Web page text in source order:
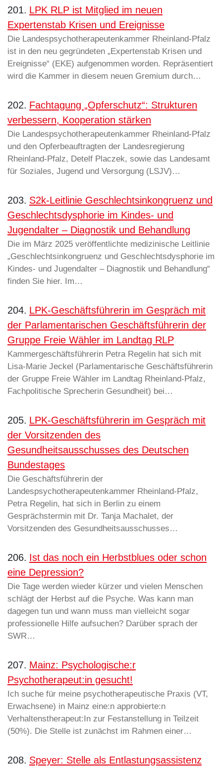
201. LPK RLP ist Mitglied im neuen
Expertenstab Krisen und Ereignisse
Die Landespsychotherapeutenkammer Rheinland-Pfalz
ist in den neu gegründeten „Expertenstab Krisen und
Ereignisse“ (EKE) aufgenommen worden. Repräsentiert
wird die Kammer in diesem neuen Gremium durch…
202. Fachtagung „Opferschutz“: Strukturen
verbessern, Kooperation stärken
Die Landespsychotherapeutenkammer Rheinland-Pfalz
und den Opferbeauftragten der Landesregierung
Rheinland-Pfalz, Detelf Placzek, sowie das Landesamt
für Soziales, Jugend und Versorgung (LSJV)…
203. S2k-Leitlinie Geschlechtsinkongruenz und
Geschlechtsdysphorie im Kindes- und
Jugendalter – Diagnostik und Behandlung
Die im März 2025 veröffentlichte medizinische Leitlinie
„Geschlechtsinkongruenz und Geschlechtsdysphorie im
Kindes- und Jugendalter – Diagnostik und Behandlung“
finden Sie hier. Im…
204. LPK-Geschäftsführerin im Gespräch mit
der Parlamentarischen Geschäftsführerin der
Gruppe Freie Wähler im Landtag RLP
Kammergeschäftsführerin Petra Regelin hat sich mit
Lisa-Marie Jeckel (Parlamentarische Geschäftsführerin
der Gruppe Freie Wähler im Landtag Rheinland-Pfalz,
Fachpolitische Sprecherin Gesundheit) bei…
205. LPK-Geschäftsführerin im Gespräch mit
der Vorsitzenden des
Gesundheitsausschusses des Deutschen
Bundestages
Die Geschäftsführerin der
Landespsychotherapeutenkammer Rheinland-Pfalz,
Petra Regelin, hat sich in Berlin zu einem
Gesprächstermin mit Dr. Tanja Machalet, der
Vorsitzenden des Gesundheitsausschusses…
206. Ist das noch ein Herbstblues oder schon
eine Depression?
Die Tage werden wieder kürzer und vielen Menschen
schlägt der Herbst auf die Psyche. Was kann man
dagegen tun und wann muss man vielleicht sogar
professionelle Hilfe aufsuchen? Darüber sprach der
SWR…
207. Mainz: Psychologische:r
Psychotherapeut:in gesucht!
Ich suche für meine psychotherapeutische Praxis (VT,
Erwachsene) in Mainz eine:n approbierte:n
Verhaltenstherapeut:In zur Festanstellung in Teilzeit
(50%). Die Stelle ist zunächst im Rahmen einer…
208. Speyer: Stelle als Entlastungsassistenz